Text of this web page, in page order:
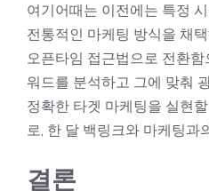
여기어때는 이전에는 특정
전통적인 마케팅 방식을 채
오픈타임 접근법으로 전환
워드를 분석하고 그에 맞춰
정확한 타겟 마케팅을 실현
로, 한 달 백링크와 마케팅과
결론